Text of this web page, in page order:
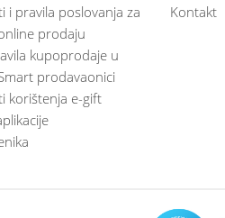
i pravila poslovanja za
prodaju
kupoprodaje u
prodavaonici
korištenja e-gift
Kontakt